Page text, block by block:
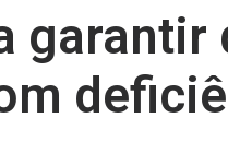
garantir